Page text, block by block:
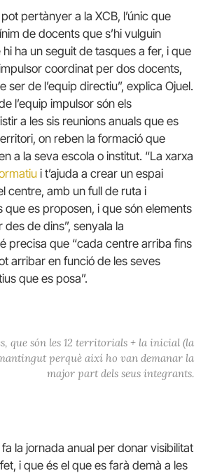
pertànyer a la XCB, l’únic que
de docents que s’hi vulguin
ha un seguit de tasques a fer, i que
coordinat per dos docents,
ser de l’equip directiu”, explica Ojuel.
l’equip impulsor són els
a les sis reunions anuals que es
on reben la formació que
a la seva escola o institut. “La xarxa
i t’ajuda a crear un espai
centre, amb un full de ruta i
que es proposen, i que són elements
de dins”, senyala la
precisa que “cada centre arriba fins
arribar en funció de les seves
que es posa”.
que són les 12 territorials + la inicial (la
mantingut perquè així ho van demanar la
major part dels seus integrants.
la jornada anual per donar visibilitat
i que és el que es farà demà a les